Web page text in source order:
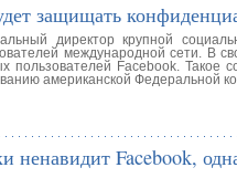
защищать
директор крупной
международной сети. В
пользователей Facebook. Такое
американской Федеральной
Facebook,